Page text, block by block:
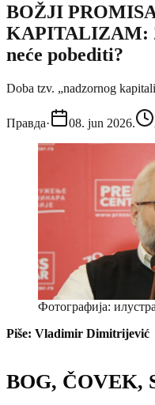
BOŽJI
KAPITALIZAM:
neće pobediti?
Doba tzv. „nadzornog
Правда· 08. jun 2026.
Фотографија:
Piše: Vladimir Dimitrijević
BOG, ČOVEK,